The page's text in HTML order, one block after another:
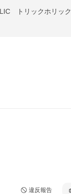
トリックホリック
違反報告